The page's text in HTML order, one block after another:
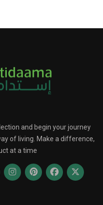
and begin your journey
of living. Make a difference,
at a time.